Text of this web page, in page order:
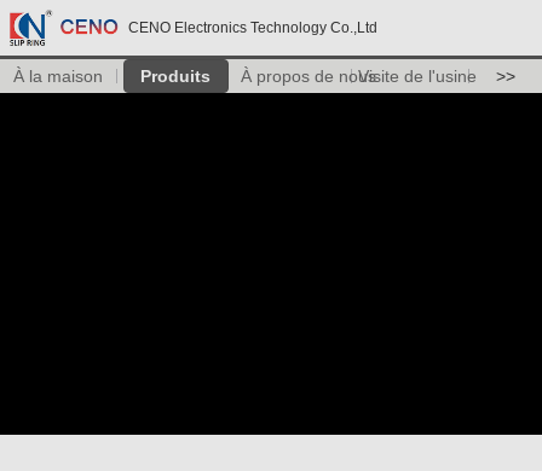
CENO Electronics Technology Co.,Ltd
À la maison Produits À propos de nousVisite de l'usine >>